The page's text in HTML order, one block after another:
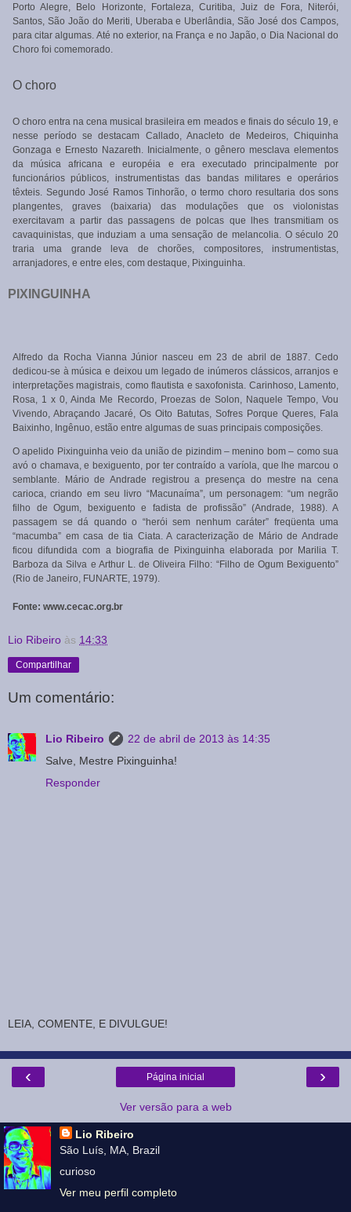
Porto Alegre, Belo Horizonte, Fortaleza, Curitiba, Juiz de Fora, Niterói,
Santos, São João do Meriti, Uberaba e Uberlândia, São José dos Campos,
para citar algumas. Até no exterior, na França e no Japão, o Dia Nacional do
Choro foi comemorado.
O choro
O choro entra na cena musical brasileira em meados e finais do século 19, e
nesse período se destacam Callado, Anacleto de Medeiros, Chiquinha
Gonzaga e Ernesto Nazareth. Inicialmente, o gênero mesclava elementos
da música africana e européia e era executado principalmente por
funcionários públicos, instrumentistas das bandas militares e operários
têxteis. Segundo José Ramos Tinhorão, o termo choro resultaria dos sons
plangentes, graves (baixaria) das modulações que os violonistas
exercitavam a partir das passagens de polcas que lhes transmitiam os
cavaquinistas, que induziam a uma sensação de melancolia. O século 20
traria uma grande leva de chorões, compositores, instrumentistas,
arranjadores, e entre eles, com destaque, Pixinguinha.
PIXINGUINHA
Alfredo da Rocha Vianna Júnior nasceu em 23 de abril de 1887. Cedo
dedicou-se à música e deixou um legado de inúmeros clássicos, arranjos e
interpretações magistrais, como flautista e saxofonista. Carinhoso, Lamento,
Rosa, 1 x 0, Ainda Me Recordo, Proezas de Solon, Naquele Tempo, Vou
Vivendo, Abraçando Jacaré, Os Oito Batutas, Sofres Porque Queres, Fala
Baixinho, Ingênuo, estão entre algumas de suas principais composições.
O apelido Pixinguinha veio da união de pizindim – menino bom – como sua
avó o chamava, e bexiguento, por ter contraído a varíola, que lhe marcou o
semblante. Mário de Andrade registrou a presença do mestre na cena
carioca, criando em seu livro “Macunaíma”, um personagem: “um negrão
filho de Ogum, bexiguento e fadista de profissão” (Andrade, 1988). A
passagem se dá quando o “herói sem nenhum caráter” freqüenta uma
“macumba” em casa de tia Ciata. A caracterização de Mário de Andrade
ficou difundida com a biografia de Pixinguinha elaborada por Marilia T.
Barboza da Silva e Arthur L. de Oliveira Filho: “Filho de Ogum Bexiguento”
(Rio de Janeiro, FUNARTE, 1979).
Fonte: www.cecac.org.br
Lio Ribeiro às 14:33
Compartilhar
Um comentário:
Lio Ribeiro
22 de abril de 2013 às 14:35
Salve, Mestre Pixinguinha!
Responder
LEIA, COMENTE, E DIVULGUE!
‹ ›
Página inicial
Ver versão para a web
Lio Ribeiro
São Luís, MA, Brazil
curioso
Ver meu perfil completo